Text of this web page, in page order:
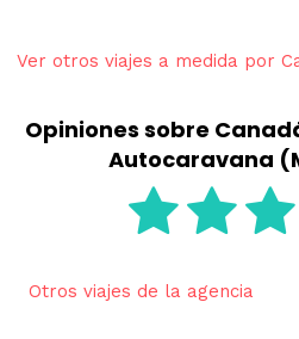
Ver otros viajes a medida por
Opiniones sobre
Autocaravana
Otros viajes de la agencia